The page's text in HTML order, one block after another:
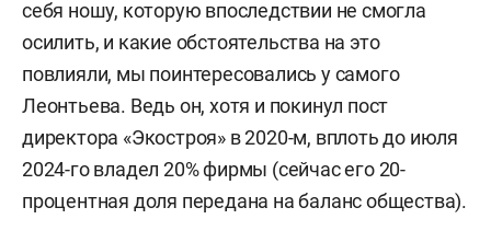
себя ношу, которую впоследствии не смогла
осилить, и какие обстоятельства на это
повлияли, мы поинтересовались у самого
Леонтьева. Ведь он, хотя и покинул пост
директора «Экостроя» в 2020-м, вплоть до июля
2024-го владел 20% фирмы (сейчас его 20-
процентная доля передана на баланс общества).